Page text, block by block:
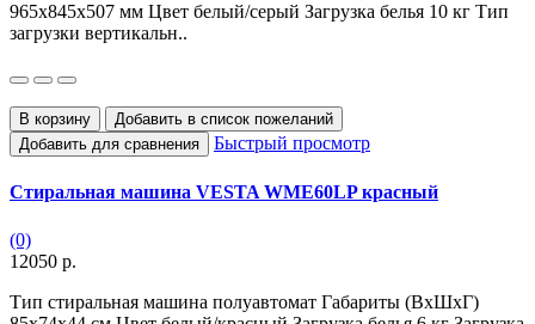
965х845х507 мм Цвет белый/серый Загрузка белья 10 кг Тип
загрузки вертикальн..
В корзину
Добавить в список пожеланий
Добавить для сравнения
Быстрый просмотр
Стиральная машина VESTA WME60LP красный
(0)
12050 р.
Тип стиральная машина полуавтомат Габариты (ВхШхГ)